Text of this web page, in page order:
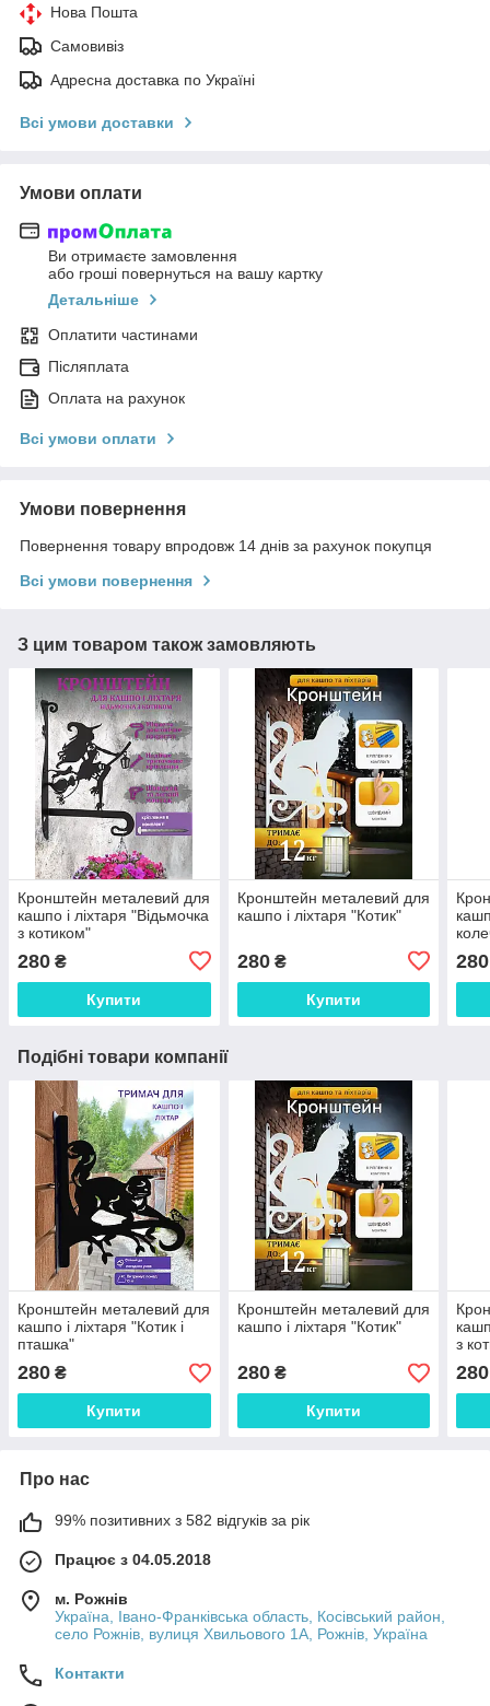
Нова Пошта
Самовивіз
Адресна доставка по Україні
Всі умови доставки
Умови оплати
Ви отримаєте замовлення
або гроші повернуться на вашу картку
Детальніше
Оплатити частинами
Післяплата
Оплата на рахунок
Всі умови оплати
Умови повернення
Повернення товару впродовж 14 днів за рахунок покупця
Всі умови повернення
З цим товаром також замовляють
Кронштейн металевий для
кашпо і ліхтаря "Відьмочка
з котиком"
280 ₴
Купити
Кронштейн металевий для
кашпо і ліхтаря "Котик"
280₴
Купити
280
Подібні товари компанії
Кронштейн металевий для
кашпо і ліхтаря "Котик і
пташка"
280 ₴
Купити
Кронштейн металевий для
кашпо і ліхтаря "Котик"
280₴
Купити
з
280
Про нас
99% позитивних з 582 відгуків за рік
Працює з 04.05.2018
м. Рожнів
Україна, Івано-Франківська область, Косівський район,
село Рожнів, вулиця Хвильового 1А, Рожнів, Україна
Контакти